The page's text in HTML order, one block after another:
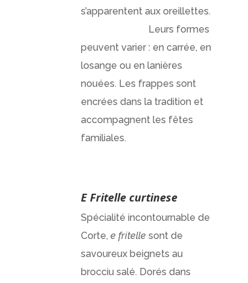
s’apparentent aux oreillettes.
Leurs formes
peuvent varier : en carrée, en
losange ou en lanières
nouées. Les frappes sont
encrées dans la tradition et
accompagnent les fêtes
familiales.
E Fritelle curtinese
Spécialité incontournable de
Corte,e fritelle sont de
savoureux beignets au
brocciu salé. Dorés dans